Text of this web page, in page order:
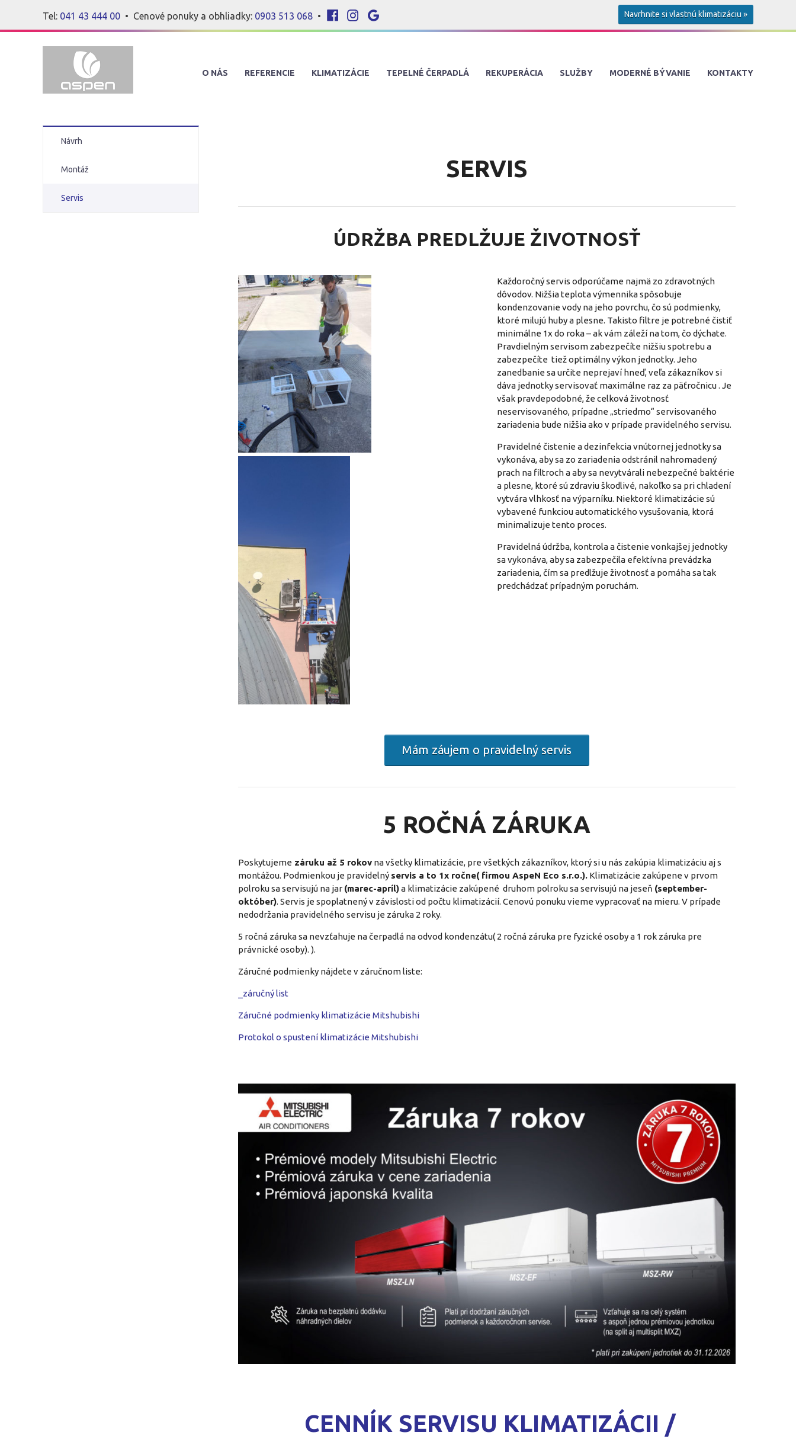
Tel: 041 43 444 00 • Cenové ponuky a obhliadky: 0903 513 068 • Navrhnite si vlastnú klimatizáciu »
O NÁS REFERENCIE KLIMATIZÁCIE TEPELNÉ ČERPADLÁ REKUPERÁCIA SLUŽBY MODERNÉ BÝVANIE KONTAKTY
Návrh
Montáž
Servis
SERVIS
ÚDRŽBA PREDLŽUJE ŽIVOTNOSŤ
Každoročný servis odporúčame najmä zo zdravotných
dôvodov. Nižšia teplota výmennika spôsobuje
kondenzovanie vody na jeho povrchu, čo sú podmienky,
ktoré milujú huby a plesne. Takisto filtre je potrebné čistiť
minimálne 1x do roka – ak vám záleží na tom, čo dýchate.
Pravdielným servisom zabezpečíte nižšiu spotrebu a
zabezpečíte tiež optimálny výkon jednotky. Jeho
zanedbanie sa určite neprejaví hneď, veľa zákazníkov si
dáva jednotky servisovať maximálne raz za päťročnicu . Je
však pravdepodobné, že celková životnosť
neservisovaného, prípadne „striedmo“ servisovaného
zariadenia bude nižšia ako v prípade pravidelného servisu.
Pravidelné čistenie a dezinfekcia vnútornej jednotky sa
vykonáva, aby sa zo zariadenia odstránil nahromadený
prach na filtroch a aby sa nevytvárali nebezpečné baktérie
a plesne, ktoré sú zdraviu škodlivé, nakoľko sa pri chladení
vytvára vlhkosť na výparníku. Niektoré klimatizácie sú
vybavené funkciou automatického vysušovania, ktorá
minimalizuje tento proces.
Pravidelná údržba, kontrola a čistenie vonkajšej jednotky
sa vykonáva, aby sa zabezpečila efektívna prevádzka
zariadenia, čím sa predlžuje životnosť a pomáha sa tak
predchádzať prípadným poruchám.
Mám záujem o pravidelný servis
5 ROČNÁ ZÁRUKA
Poskytujeme záruku až 5 rokov na všetky klimatizácie, pre všetkých zákazníkov, ktorý si u nás zakúpia klimatizáciu aj s
montážou. Podmienkou je pravidelný servis a to 1x ročne( firmou AspeN Eco s.r.o.). Klimatizácie zakúpene v prvom
polroku sa servisujú na jar (marec-apríl)a klimatizácie zakúpené druhom polroku sa servisujú na jeseň (september-
október). Servis je spoplatnený v závislosti od počtu klimatizácií. Cenovú ponuku vieme vypracovať na mieru. V prípade
nedodržania pravidelného servisu je záruka 2 roky.
5 ročná záruka sa nevzťahuje na čerpadlá na odvod kondenzátu( 2 ročná záruka pre fyzické osoby a 1 rok záruka pre
právnické osoby). ).
Záručné podmienky nájdete v záručnom liste:
_záručný list
Záručné podmienky klimatizácie Mitshubishi
Protokol o spustení klimatizácie Mitshubishi
CENNÍK SERVISU KLIMATIZÁCII /